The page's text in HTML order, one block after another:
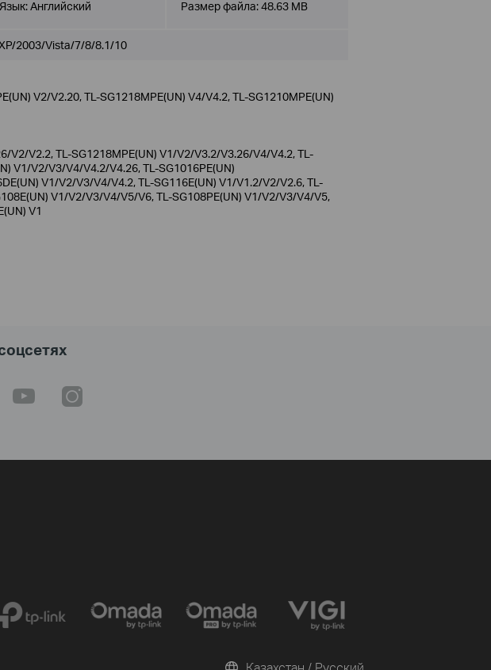
Язык:Английский Размер файла:48.63 MB
2003/Vista/7/8/8.1/10
V2/V2.20, TL-SG1218MPE(UN) V4/V4.2, TL-SG1210MPE(UN)
V2/V2.2, TL-SG1218MPE(UN) V1/V2/V3.2/V3.26/V4/V4.2, TL-
V1/V2/V3/V4/V4.2/V4.26, TL-SG1016PE(UN)
V1/V2/V3/V4/V4.2, TL-SG116E(UN) V1/V1.2/V2/V2.6, TL-
V1/V2/V3/V4/V5/V6, TL-SG108PE(UN) V1/V2/V3/V4/V5,
V1